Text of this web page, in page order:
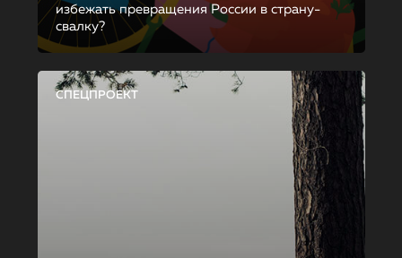
избежать превращения России в страну-
свалку?
СПЕЦПРОЕКТ